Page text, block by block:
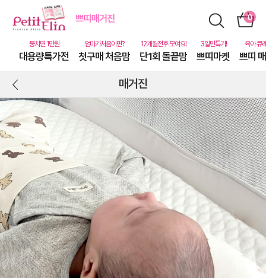
대용량특가전 첫구매 처음맘 단1회 돌끝맘 쁘띠마켓 쁘띠
매거진